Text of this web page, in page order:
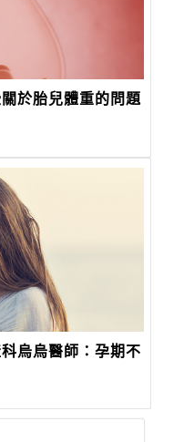
於胎兒體重的問題
烏烏醫師：孕期不